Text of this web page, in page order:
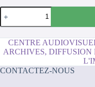
quantité
de
Adolescentes
nouvelles
technologies
CENTRE
ARCHIVES,
CONTACTEZ-NOUS